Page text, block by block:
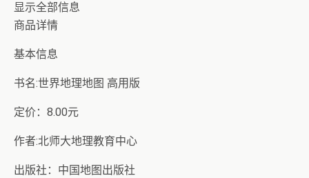
显示全部信息
商品详情
基本信息
书名:世界地理地图 高用版
定价：8.00元
作者:北师大地理教育中心
出版社：中国地图出版社